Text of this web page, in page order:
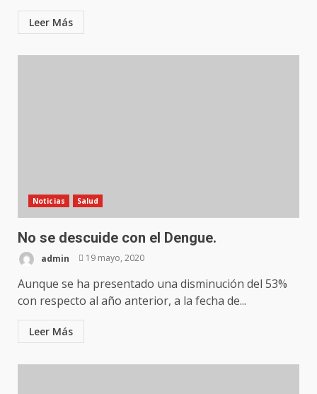
Leer Más
Noticias Salud
No se descuide con el Dengue.
admin 19 mayo, 2020
Aunque se ha presentado una disminución del 53%
con respecto al año anterior, a la fecha de...
Leer Más